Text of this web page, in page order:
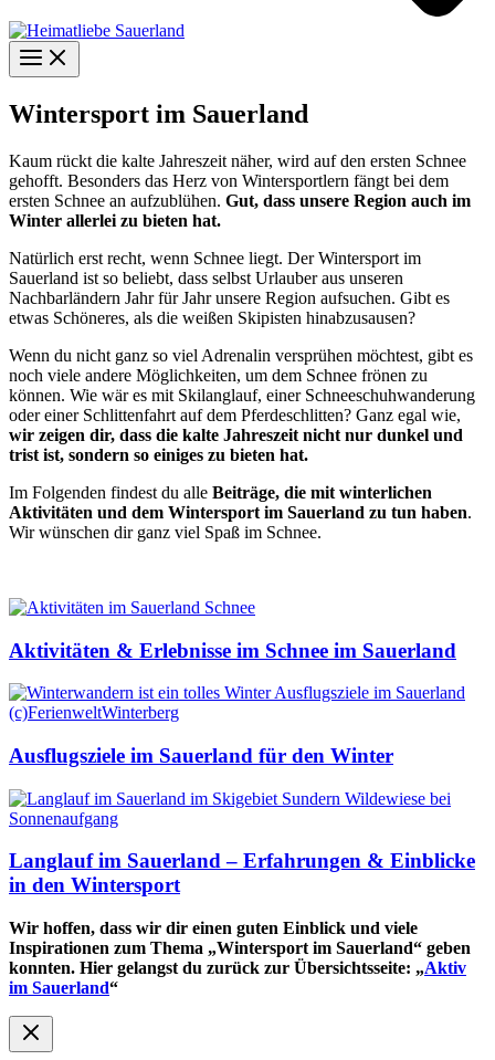
Wintersport im Sauerland
Kaum rückt die kalte Jahreszeit näher, wird auf den ersten Schnee
gehofft. Besonders das Herz von Wintersportlern fängt bei dem
ersten Schnee an aufzublühen. Gut, dass unsere Region auch im
Winter allerlei zu bieten hat.
Natürlich erst recht, wenn Schnee liegt. Der Wintersport im
Sauerland ist so beliebt, dass selbst Urlauber aus unseren
Nachbarländern Jahr für Jahr unsere Region aufsuchen. Gibt es
etwas Schöneres, als die weißen Skipisten hinabzusausen?
Wenn du nicht ganz so viel Adrenalin versprühen möchtest, gibt es
noch viele andere Möglichkeiten, um dem Schnee frönen zu
können. Wie wär es mit Skilanglauf, einer Schneeschuhwanderung
oder einer Schlittenfahrt auf dem Pferdeschlitten? Ganz egal wie,
wir zeigen dir, dass die kalte Jahreszeit nicht nur dunkel und
trist ist, sondern so einiges zu bieten hat.
Im Folgenden findest du alle Beiträge, die mit winterlichen
Aktivitäten und dem Wintersport im Sauerland zu tun haben.
Wir wünschen dir ganz viel Spaß im Schnee.
Aktivitäten & Erlebnisse im Schnee im Sauerland
Ausflugsziele im Sauerland für den Winter
Langlauf im Sauerland – Erfahrungen & Einblicke
in den Wintersport
Wir hoffen, dass wir dir einen guten Einblick und viele
Inspirationen zum Thema „Wintersport im Sauerland“ geben
konnten. Hier gelangst du zurück zur Übersichtsseite: „Aktiv
im Sauerland“